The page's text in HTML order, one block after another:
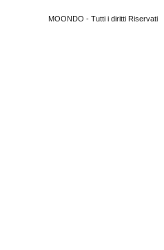
MOONDO - Tutti i diritti Riservati